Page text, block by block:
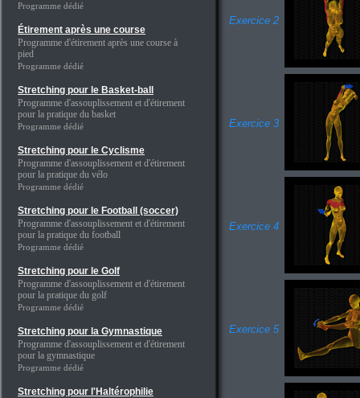
Programme dédié
Étirement après une course
Programme d'étirement après une course à
pied
Programme dédié
Stretching pour le Basket-ball
Programme d'assouplissement et d'étirement
pour la pratique du basket
Programme dédié
Stretching pour le Cyclisme
Programme d'assouplissement et d'étirement
pour la pratique du vélo
Programme dédié
Stretching pour le Football (soccer)
Programme d'assouplissement et d'étirement
pour la pratique du football
Programme dédié
Stretching pour le Golf
Programme d'assouplissement et d'étirement
pour la pratique du golf
Programme dédié
Stretching pour la Gymnastique
Programme d'assouplissement et d'étirement
pour la gymnastique
Programme dédié
Stretching pour l'Haltérophilie
Exercice 2
Exercice 3
Exercice 4
Exercice 5